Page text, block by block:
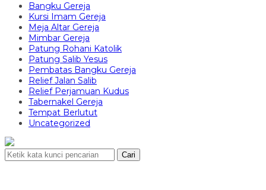
Bangku Gereja
Kursi Imam Gereja
Meja Altar Gereja
Mimbar Gereja
Patung Rohani Katolik
Patung Salib Yesus
Pembatas Bangku Gereja
Relief Jalan Salib
Relief Perjamuan Kudus
Tabernakel Gereja
Tempat Berlutut
Uncategorized
Cari